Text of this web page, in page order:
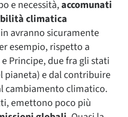
e necessità,accomunati
climatica
avranno sicuramente
esempio, rispetto a
Principe, due fra gli stati
pianeta) e dal contribuire
cambiamento climatico.
emettono poco più